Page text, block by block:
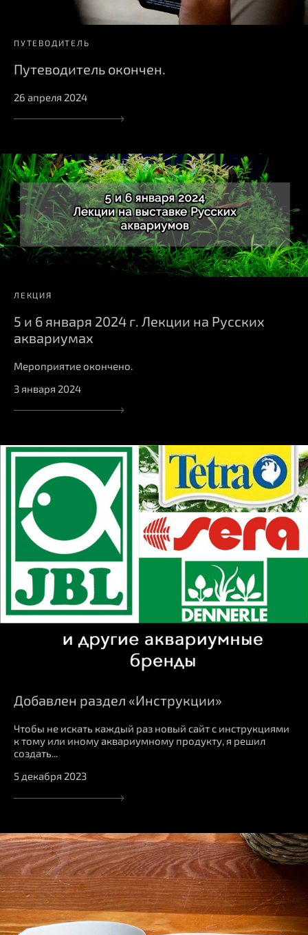
ПУТЕВОДИТЕЛЬ
Путеводитель окончен.
26 апреля 2024
ЛЕКЦИЯ
5 и 6 января 2024 г. Лекции на Русских
аквариумах
Мероприятие окончено.
3 января 2024
Добавлен раздел «Инструкции»
Чтобы не искать каждый раз новый сайт с инструкциями
к тому или иному аквариумному продукту, я решил
создать...
5 декабря 2023